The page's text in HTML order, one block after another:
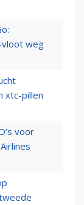
weg
xtc-pillen
voor